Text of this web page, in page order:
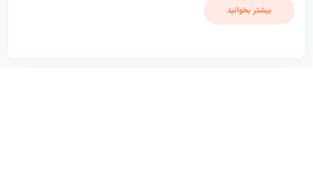
بیشتر بخوانید